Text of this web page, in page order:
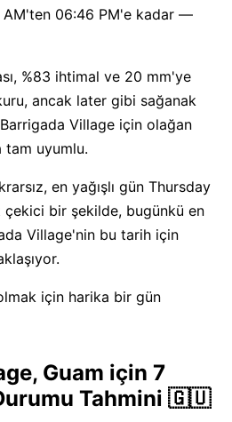
AM'ten 06:46 PM'e kadar —
%83 ihtimal ve 20 mm'ye
ancak later gibi sağanak
Barrigada Village için olağan
tam uyumlu.
en yağışlı gün Thursday
bir şekilde, bugünkü en
Village'nin bu tarih için
için harika bir gün
Guam için 7
Tahmini 🇬🇺